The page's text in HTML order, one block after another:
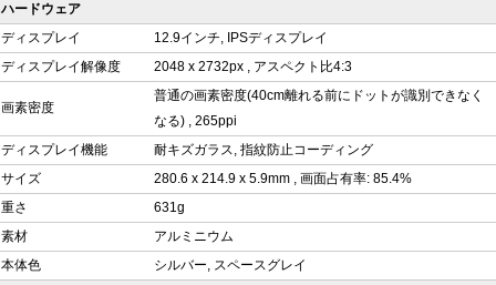
ハードウェア
ディスプレイ
12.9インチ, IPSディスプレイ
ディスプレイ解像度
2048 x 2732px , アスペクト比4:3
画素密度
普通の画素密度(40cm離れる前にドットが識別できなく
なる) , 265ppi
ディスプレイ機能
耐キズガラス, 指紋防止コーディング
サイズ
280.6 x 214.9 x 5.9mm , 画面占有率: 85.4%
重さ
631g
素材
アルミニウム
本体色
シルバー, スペースグレイ